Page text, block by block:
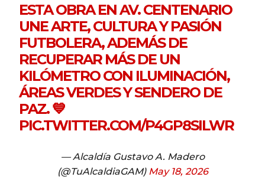
ESTA OBRA EN AV. CENTENARIO
UNE ARTE, CULTURA Y PASIÓN
FUTBOLERA, ADEMÁS DE
RECUPERAR MÁS DE UN
KILÓMETRO CON ILUMINACIÓN,
ÁREAS VERDES Y SENDERO DE
PAZ. 💙
PIC.TWITTER.COM/P4GP8SILWR
— Alcaldía Gustavo A. Madero
(@TuAlcaldiaGAM) May 18, 2026